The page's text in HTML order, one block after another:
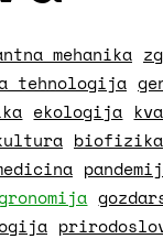
mehanika
tehnologija
ekologija
biofizika